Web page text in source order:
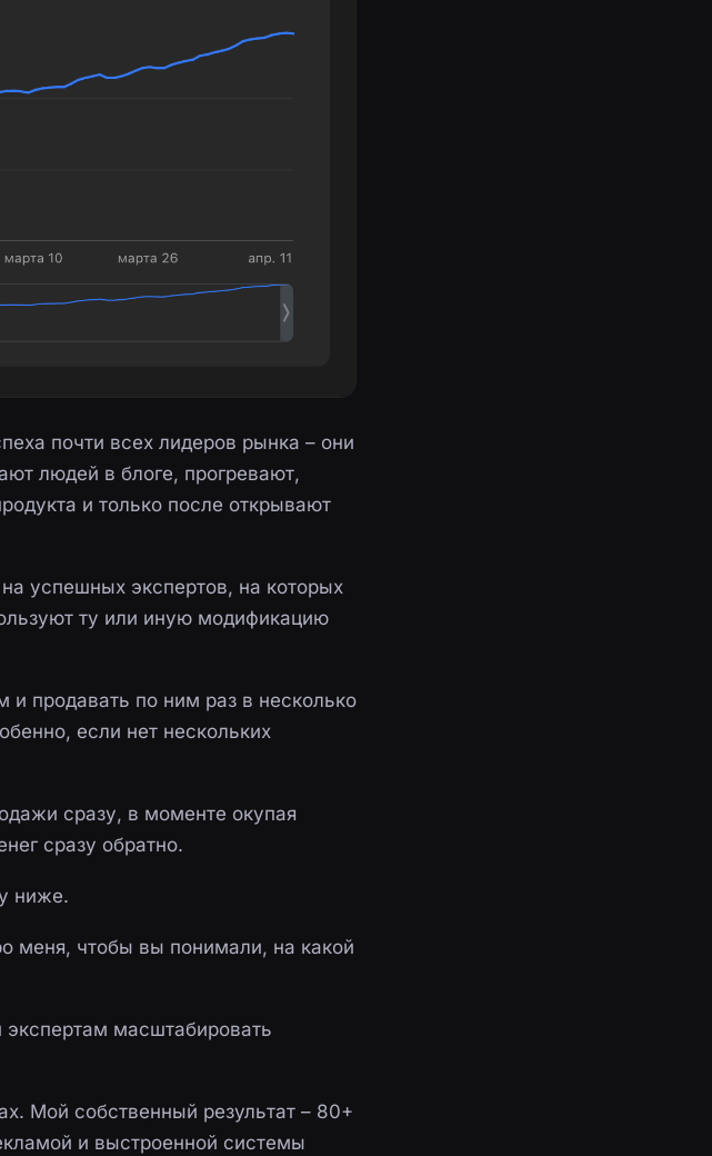
почти всех лидеров рынка – они
людей в блоге, прогревают,
и только после открывают
успешных экспертов, на которых
ту или иную модификацию
и продавать по ним раз в несколько
если нет нескольких
сразу, в моменте окупая
сразу обратно.
ниже.
меня, чтобы вы понимали, на какой
масштабировать
Мой собственный результат – 80+
и выстроенной системы